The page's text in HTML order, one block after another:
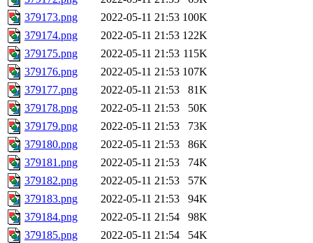
379173.png
2022-05-11 21:53 100K
379174.png
2022-05-11 21:53 122K
379175.png
2022-05-11 21:53 115K
379176.png
2022-05-11 21:53 107K
379177.png
2022-05-11 21:53
81K
379178.png
2022-05-11 21:53
50K
379179.png
2022-05-11 21:53
73K
379180.png
2022-05-11 21:53
86K
379181.png
2022-05-11 21:53
74K
379182.png
2022-05-11 21:53
57K
379183.png
2022-05-11 21:53
94K
379184.png
2022-05-11 21:54
98K
379185.png
2022-05-11 21:54
54K